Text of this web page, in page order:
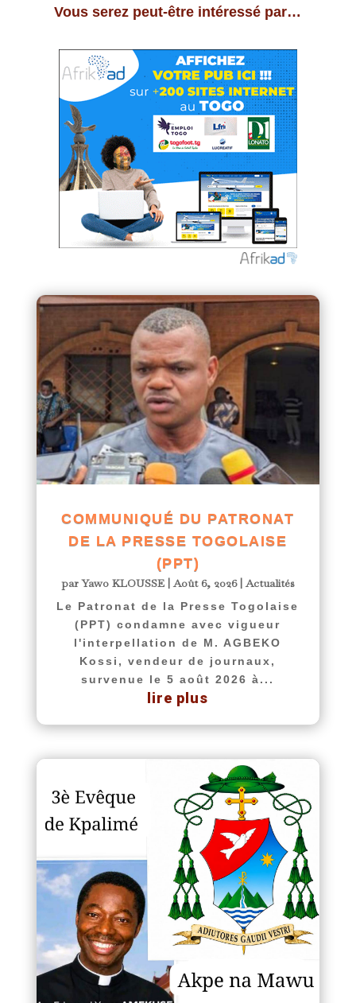
Vous serez peut-être intéressé par…
COMMUNIQUÉ DU PATRONAT
DE LA PRESSE TOGOLAISE
(PPT)
parYawo KLOUSSE|Août 6, 2026|Actualités
Le Patronat de la Presse Togolaise
(PPT) condamne avec vigueur
l'interpellation de M. AGBEKO
Kossi, vendeur de journaux,
survenue le 5 août 2026 à...
lire plus